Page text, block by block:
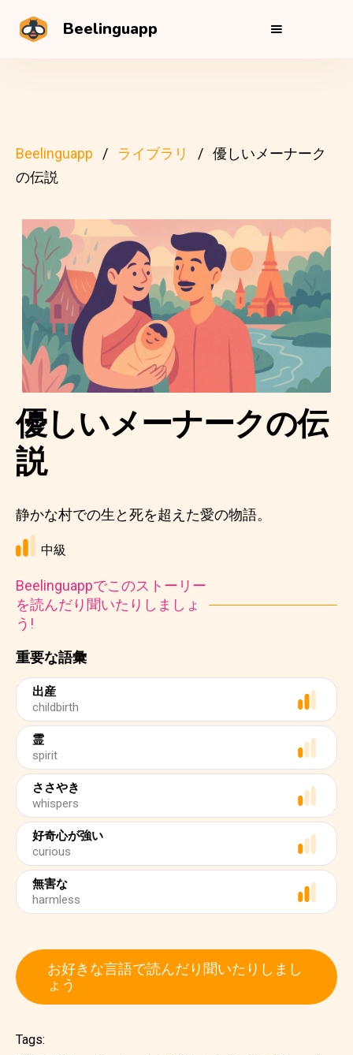
Beelinguapp
Beelinguapp ライブラリ
優しいメーナーク
の伝説
重要な語彙
出産
childbirth
霊
spirit
ささやき
whispers
好奇心が強い
curious
無害な
harmless
優しいメーナークの伝
説
静かな村での生と死を超えた愛の物語。
中級
Beelinguappでこのストーリー
を読んだり聞いたりしましょ
う!
お好きな言語で読んだり聞いたりしまし
ょう
Tags: